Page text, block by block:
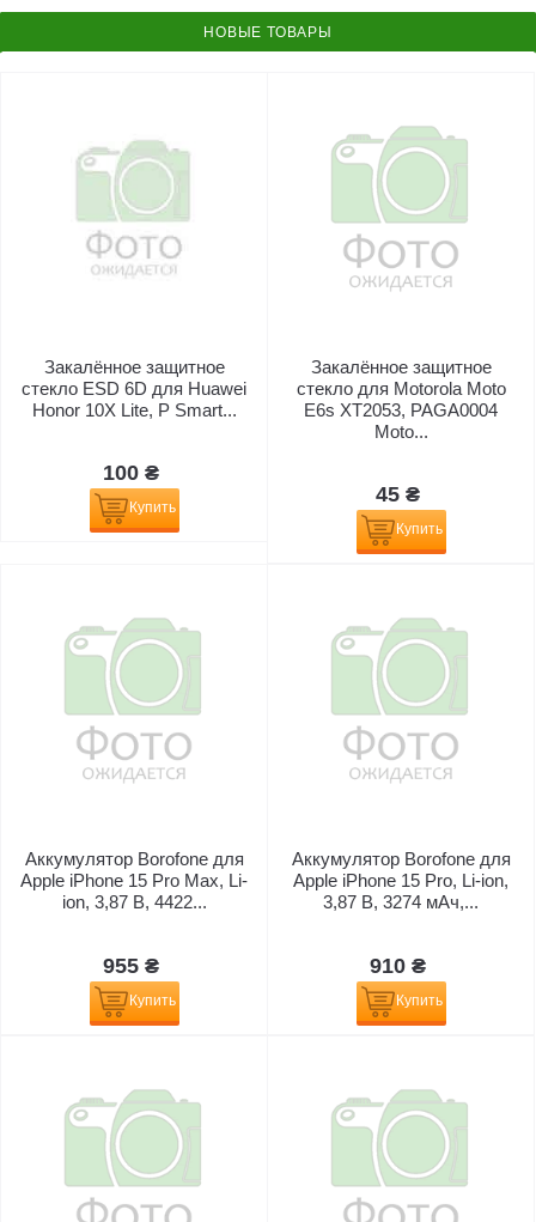
НОВЫЕ ТОВАРЫ
Закалённое защитное
стекло ESD 6D для Huawei
Honor 10X Lite, P Smart...
100 ₴
Купить
Закалённое защитное
стекло для Motorola Moto
E6s XT2053, PAGA0004
Moto...
45 ₴
Купить
Аккумулятор Borofone для
Apple iPhone 15 Pro Max, Li-
ion, 3,87 B, 4422...
955 ₴
Купить
Аккумулятор Borofone для
Apple iPhone 15 Pro, Li-ion,
3,87 B, 3274 мАч,...
910 ₴
Купить